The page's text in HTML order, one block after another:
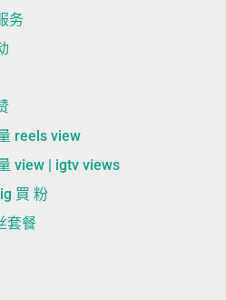
务
reels view
view | igtv views
買 粉
套餐